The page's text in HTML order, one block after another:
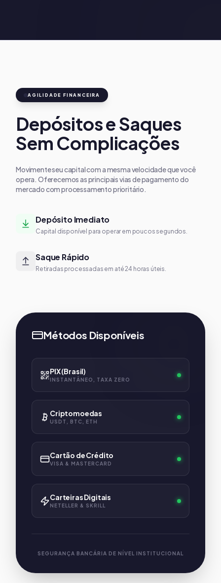
AGILIDADE FINANCEIRA
Depósitos e Saques
Sem Complicações
Movimente seu capital com a mesma velocidade que você
opera. Oferecemos as principais vias de pagamento do
mercado com processamento prioritário.
Depósito Imediato
Capital disponível para operar em poucos segundos.
Saque Rápido
Retiradas processadas em até 24 horas úteis.
Métodos Disponíveis
PIX (Brasil)
INSTANTÂNEO, TAXA ZERO
Criptomoedas
USDT, BTC, ETH
Cartão de Crédito
VISA & MASTERCARD
Carteiras Digitais
NETELLER & SKRILL
SEGURANÇA BANCÁRIA DE NÍVEL INSTITUCIONAL